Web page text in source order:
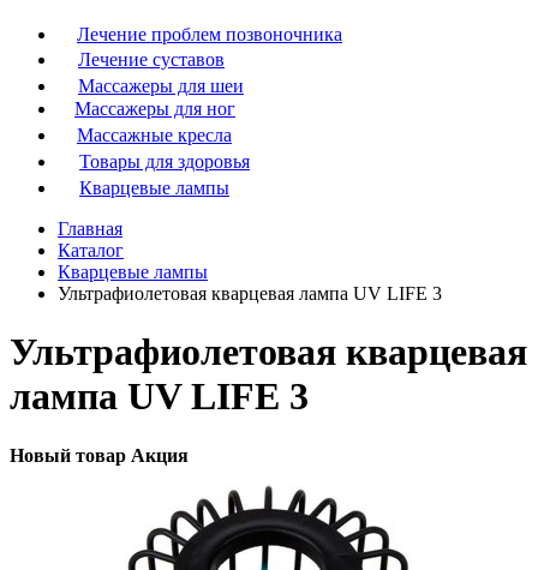
Лечение проблем позвоночника
Лечение суставов
Массажеры для шеи
Массажеры для ног
Массажные кресла
Товары для здоровья
Кварцевые лампы
Главная
Каталог
Кварцевые лампы
Ультрафиолетовая кварцевая лампа UV LIFE 3
Ультрафиолетовая кварцевая
лампа UV LIFE 3
Новый товар Акция